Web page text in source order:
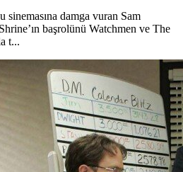
damga vuran Sam
başrolünü Watchmen ve The
t...